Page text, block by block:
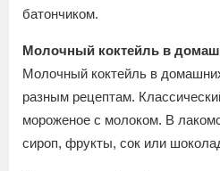
батончиком.
Молочный коктейль в
Молочный коктейль в
разным рецептам.
мороженое с молоком. В
сироп, фрукты, сок или